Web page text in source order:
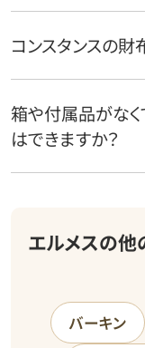
コンスタンスの
箱や付属品がな
はできますか？
エルメスの
バーキン